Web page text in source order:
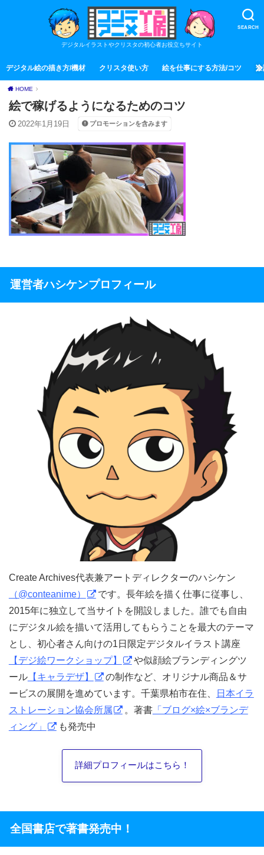
SEARCH
デジタルイラストやクリスタの初心者お役立ちサイト
デジタル絵の描き方/機材 クリスタ使い方 絵を仕事にする方法/コツ 全
HOME
絵で稼げるようになるためのコツ
2022年1月19日 プロモーションを含みます
運営者ハシケンプロフィール
Create Archives代表兼アートディレクターのハシケン
（@conteanime）
です。長年絵を描く仕事に従事し、
2015年に独立して当サイトを開設しました。誰でも自由
にデジタル絵を描いて活用してもらうことを最大のテーマ
とし、初心者さん向けの1日限定デジタルイラスト講座
【デジ絵ワークショップ】
や似顔絵ブランディングツ
ール【キャラデザ】
の制作など、オリジナル商品＆サ
ービスの展開を進めています。千葉県柏市在住、
日本イラ
ストレーション協会所属
。著書「ブログ×絵×ブランデ
ィング」
も発売中
詳細プロフィールはこちら！
全国書店で著書発売中！